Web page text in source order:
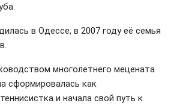
в Одессе, в 2007 году её семья
многолетнего мецената
сформировалась как
и начала свой путь к